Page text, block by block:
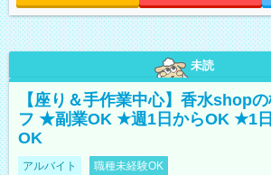
未読
【座り＆手作業中心】香水shop
フ ★副業OK ★週1日からOK ★1
OK
アルバイト 職種未経験OK